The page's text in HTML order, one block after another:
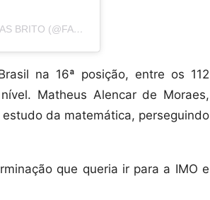
UMA PUBLICAÇÃO COMPARTILHADA POR COLÉGIO FARIAS BRITO (@FARIASBRITO)
na 16ª posição, entre os 112
Matheus Alencar de Moraes,
da matemática, perseguindo
que queria ir para a IMO e